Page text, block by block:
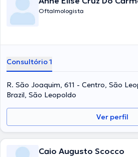
Oftalmologista
Consultório 1
R. São Joaquim, 611 - Centro, São
Brazil, São Leopoldo
Ver perfil
Caio Augusto Scocco